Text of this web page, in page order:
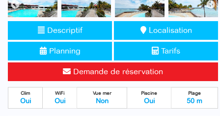
Descriptif Localisation
Planning Tarifs
Demande de réservation
Clim
Oui
WiFi
Oui
Vue mer
Non
Piscine
Oui
Plage
50 m